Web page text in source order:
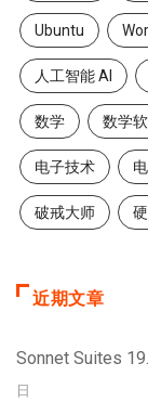
Ubuntu
人工智能 AI
数学 数学
电子技术
破戒大师
近期文章
Sonnet Suites
日